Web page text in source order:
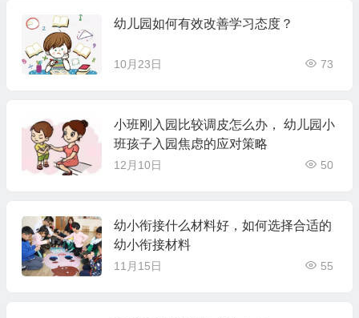
幼儿园如何有效改善学习态度？
10月23日 73
小班刚入园比较调皮怎么办， 幼儿园小
班孩子入园焦虑的应对策略
12月10日 50
幼小衔接什么材料好，如何选择合适的
幼小衔接材料
11月15日 55